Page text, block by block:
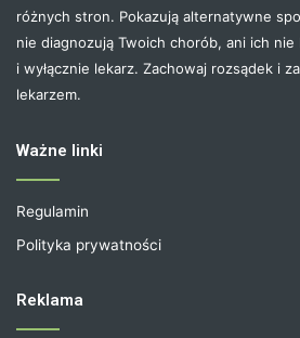
różnych stron. Pokazują alternatywne
nie diagnozują Twoich chorób, ani ich
i wyłącznie lekarz. Zachowaj rozsądek i
lekarzem.
Ważne linki
Regulamin
Polityka prywatności
Reklama